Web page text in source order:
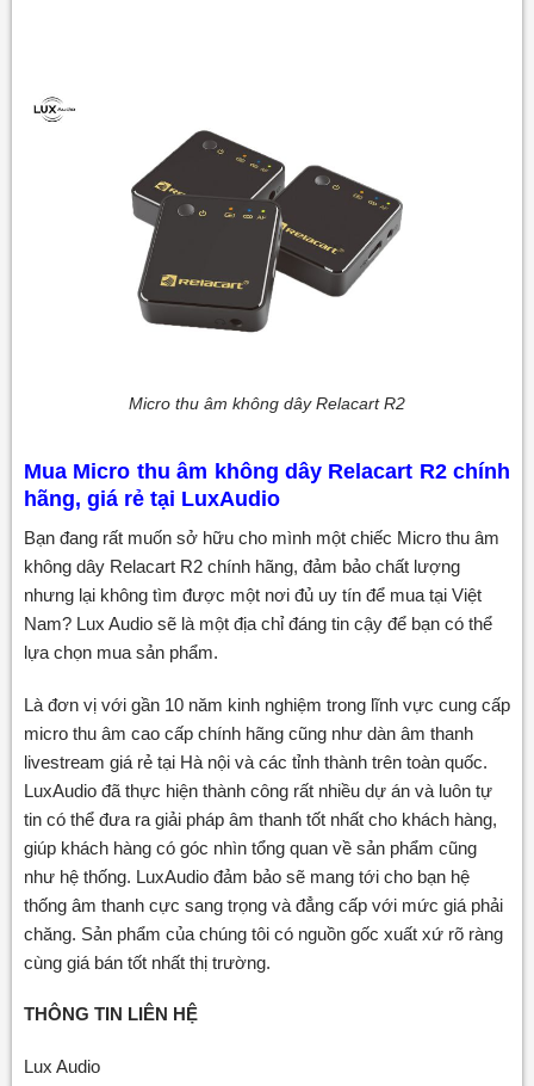
Micro thu âm không dây Relacart R2
Mua Micro thu âm không dây Relacart R2chính
hãng, giá rẻ tại LuxAudio
Bạn đang rất muốn sở hữu cho mình một chiếc Micro thu âm
không dây Relacart R2 chính hãng, đảm bảo chất lượng
nhưng lại không tìm được một nơi đủ uy tín để mua tại Việt
Nam? Lux Audio sẽ là một địa chỉ đáng tin cậy để bạn có thể
lựa chọn mua sản phẩm.
Là đơn vị với gần 10 năm kinh nghiệm trong lĩnh vực cung cấp
micro thu âm cao cấp chính hãng cũng như dàn âm thanh
livestream giá rẻ tại Hà nội và các tỉnh thành trên toàn quốc.
LuxAudio đã thực hiện thành công rất nhiều dự án và luôn tự
tin có thể đưa ra giải pháp âm thanh tốt nhất cho khách hàng,
giúp khách hàng có góc nhìn tổng quan về sản phẩm cũng
như hệ thống. LuxAudio đảm bảo sẽ mang tới cho bạn hệ
thống âm thanh cực sang trọng và đẳng cấp với mức giá phải
chăng. Sản phẩm của chúng tôi có nguồn gốc xuất xứ rõ ràng
cùng giá bán tốt nhất thị trường.
THÔNG TIN LIÊN HỆ
Lux Audio